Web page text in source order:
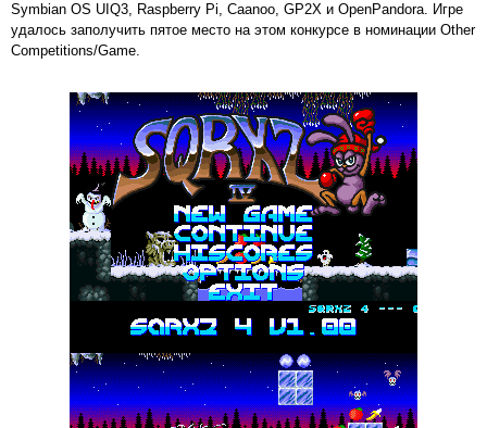
Symbian OS UIQ3, Raspberry Pi, Caanoo, GP2X и OpenPandora. Игре
удалось заполучить пятое место на этом конкурсе в номинации Other
Competitions/Game.